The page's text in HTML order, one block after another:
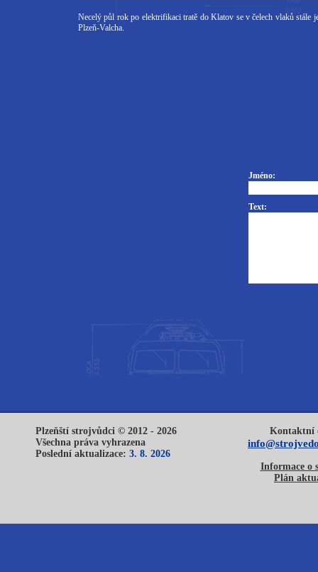
Necelý půl rok po elektrifikaci tratě do Klatov se v čelech vlaků stále
Plzeň-Valcha.
Jméno:
Text:
Plzeňští strojvůdci © 2012 - 2026
Všechna práva vyhrazena
Poslední aktualizace: 3. 8. 2026
Kontaktní
Informace o
Plán